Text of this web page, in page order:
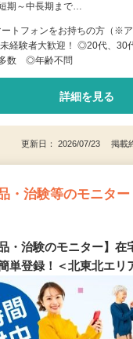
期～中長期まで…
トフォンをお持ちの方（※
経験者大歓迎！ ◎20代、30
数 ◎年齢不問
詳細を見る
更新日： 2026/07/23 掲載
・治験等のモニター
・治験のモニター】在
単登録！＜北東北エリ